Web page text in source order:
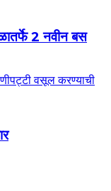
2 नवीन बस